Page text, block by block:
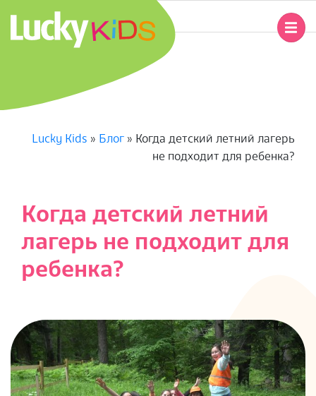
содержимому
U
C
Y
K
D
S
Главное
навигационное
Lucky Kids » Блог » Когда детский летний лагерь
не подходит для ребенка?
Когда детский летний
лагерь не подходит для
ребенка?